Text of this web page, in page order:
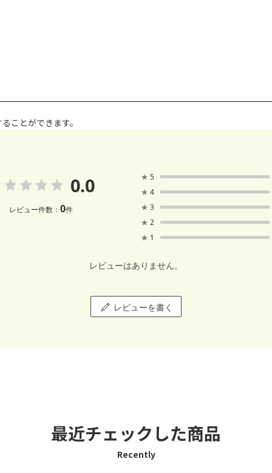
ことができます。
0.0
レビュー件数： 0件
★ 5
★ 4
★ 3
★ 2
★ 1
レビューはありません。
レビューを書く
最近チェックした商品
Recently